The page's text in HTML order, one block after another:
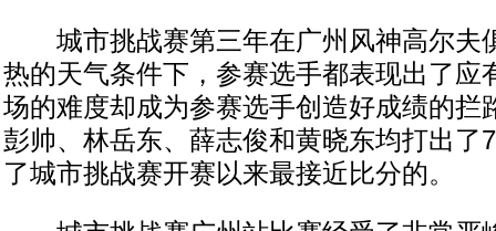
城市挑战赛第三年在广州风神高尔夫
热的天气条件下，参赛选手都表现出了应
场的难度却成为参赛选手创造好成绩的拦
彭帅、林岳东、薛志俊和黄晓东均打出了
了城市挑战赛开赛以来最接近比分的。